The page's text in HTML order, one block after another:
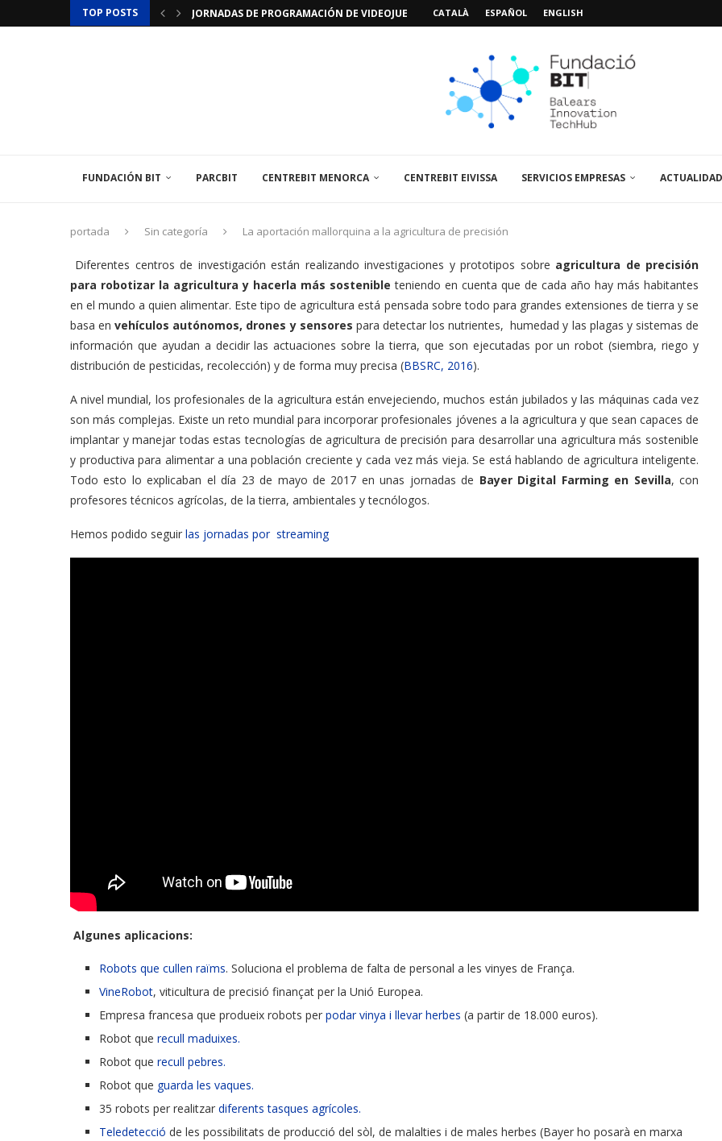
TOP POSTS
JORNADAS DE PROGRAMACIÓN DE VIDEOJUEGOS: «MISSIÓN POSIDÓNIA PRO»
CATALÀ ESPAÑOL ENGLISH
FUNDACIÓN BIT PARCBIT CENTREBIT MENORCA CENTREBIT EIVISSA SERVICIOS EMPRESAS ACTUALIDAD
portada Sin categoría La aportación mallorquina a la agricultura de precisión
Diferentes centros de investigación están realizando investigaciones y prototipos sobre agricultura de precisión
para robotizar la agricultura y hacerla más sostenible teniendo en cuenta que de cada año hay más habitantes
en el mundo a quien alimentar. Este tipo de agricultura está pensada sobre todo para grandes extensiones de tierra y se
basa en vehículos autónomos, drones y sensores para detectar los nutrientes, humedad y las plagas y sistemas de
información que ayudan a decidir las actuaciones sobre la tierra, que son ejecutadas por un robot (siembra, riego y
distribución de pesticidas, recolección) y de forma muy precisa (BBSRC, 2016).
A nivel mundial, los profesionales de la agricultura están envejeciendo, muchos están jubilados y las máquinas cada vez
son más complejas. Existe un reto mundial para incorporar profesionales jóvenes a la agricultura y que sean capaces de
implantar y manejar todas estas tecnologías de agricultura de precisión para desarrollar una agricultura más sostenible
y productiva para alimentar a una población creciente y cada vez más vieja. Se está hablando de agricultura inteligente.
Todo esto lo explicaban el día 23 de mayo de 2017 en unas jornadas de Bayer Digital Farming en Sevilla, con
profesores técnicos agrícolas, de la tierra, ambientales y tecnólogos.
Hemos podido seguir las jornadas por streaming
Algunes aplicacions:
Robots que cullen raïms. Soluciona el problema de falta de personal a les vinyes de França.
VineRobot, viticultura de precisió finançat per la Unió Europea.
Empresa francesa que produeix robots per podar vinya i llevar herbes (a partir de 18.000 euros).
Robot que recull maduixes.
Robot que recull pebres.
Robot que guarda les vaques.
35 robots per realitzar diferents tasques agrícoles.
Teledetecció de les possibilitats de producció del sòl, de malalties i de males herbes (Bayer ho posarà en marxa